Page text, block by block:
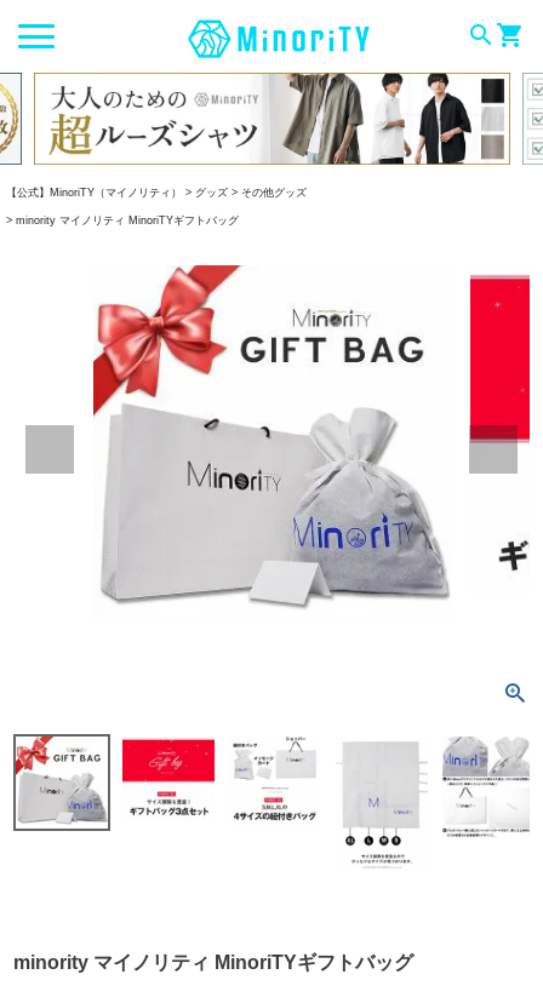
searchshopping_cart
【公式】MinoriTY（マイノリティ） グッズ その他グッズ
minority マイノリティ MinoriTYギフトバッグ
minority マイノリティ MinoriTYギフトバッグ